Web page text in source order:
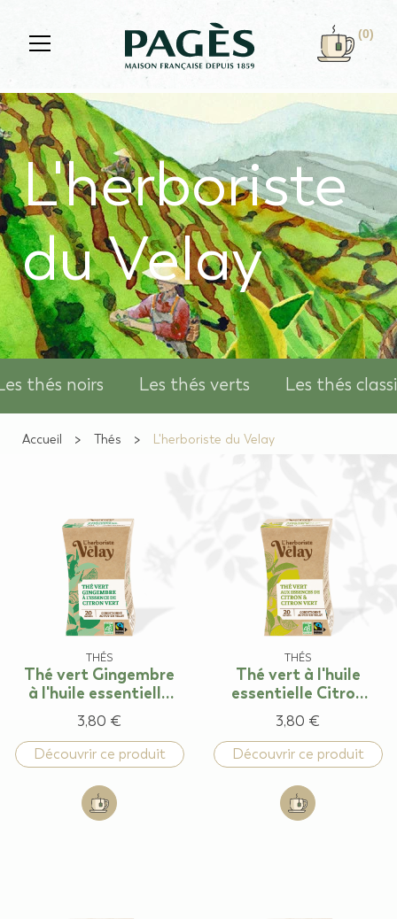
L'herboriste
du Velay
thés noirs Les thés verts Les thés
Accueil Thés L'herboriste du Velay
THÉS
Thé vert Gingembre
à l'huile essentielle
de Citron vert
3,80 €
Découvrir ce produit
Add to cart: Thé vert Gingembre à l'huile
THÉS
Thé vert à l'huile
essentielle Citron
Citron vert
3,80 €
Découvrir ce produit
Add to cart: Thé
(0)